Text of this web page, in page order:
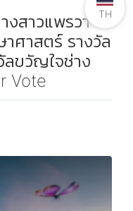
สาวแพรวา
ศาสตร์ รางวัล
ลขวัญใจช่าง
Vote
TH